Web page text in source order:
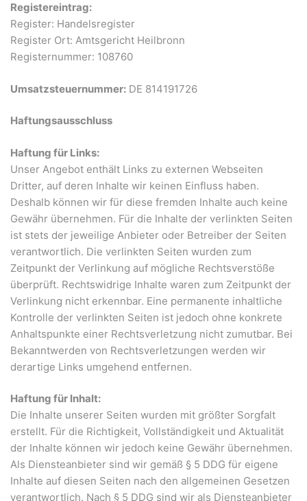
Registereintrag:
Register: Handelsregister
Register Ort: Amtsgericht Heilbronn
Registernummer: 108760
Umsatzsteuernummer: DE 814191726
Haftungsausschluss
Haftung für Links:
Unser Angebot enthält Links zu externen Webseiten
Dritter, auf deren Inhalte wir keinen Einfluss haben.
Deshalb können wir für diese fremden Inhalte auch keine
Gewähr übernehmen. Für die Inhalte der verlinkten Seiten
ist stets der jeweilige Anbieter oder Betreiber der Seiten
verantwortlich. Die verlinkten Seiten wurden zum
Zeitpunkt der Verlinkung auf mögliche Rechtsverstöße
überprüft. Rechtswidrige Inhalte waren zum Zeitpunkt der
Verlinkung nicht erkennbar. Eine permanente inhaltliche
Kontrolle der verlinkten Seiten ist jedoch ohne konkrete
Anhaltspunkte einer Rechtsverletzung nicht zumutbar. Bei
Bekanntwerden von Rechtsverletzungen werden wir
derartige Links umgehend entfernen.
Haftung für Inhalt:
Die Inhalte unserer Seiten wurden mit größter Sorgfalt
erstellt. Für die Richtigkeit, Vollständigkeit und Aktualität
der Inhalte können wir jedoch keine Gewähr übernehmen.
Als Diensteanbieter sind wir gemäß § 5 DDG für eigene
Inhalte auf diesen Seiten nach den allgemeinen Gesetzen
verantwortlich. Nach § 5 DDG sind wir als Diensteanbieter